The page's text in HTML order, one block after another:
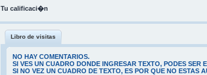
Tu calificaci�n
Libro de visitas
NO HAY COMENTARIOS.
SI VES UN CUADRO DONDE INGRESAR TEXTO, PODES
SI NO VEZ UN CUADRO DE TEXTO, ES POR QUE NO ESTAS